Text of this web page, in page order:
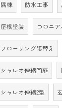
隅棟 防水工事
屋根塗装 コロニア
フローリング張替え
シャレオ伸縮門扉
シャレオ伸縮2型